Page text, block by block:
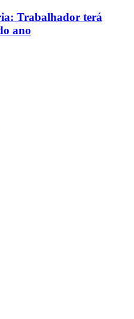
Trabalhador terá
ano